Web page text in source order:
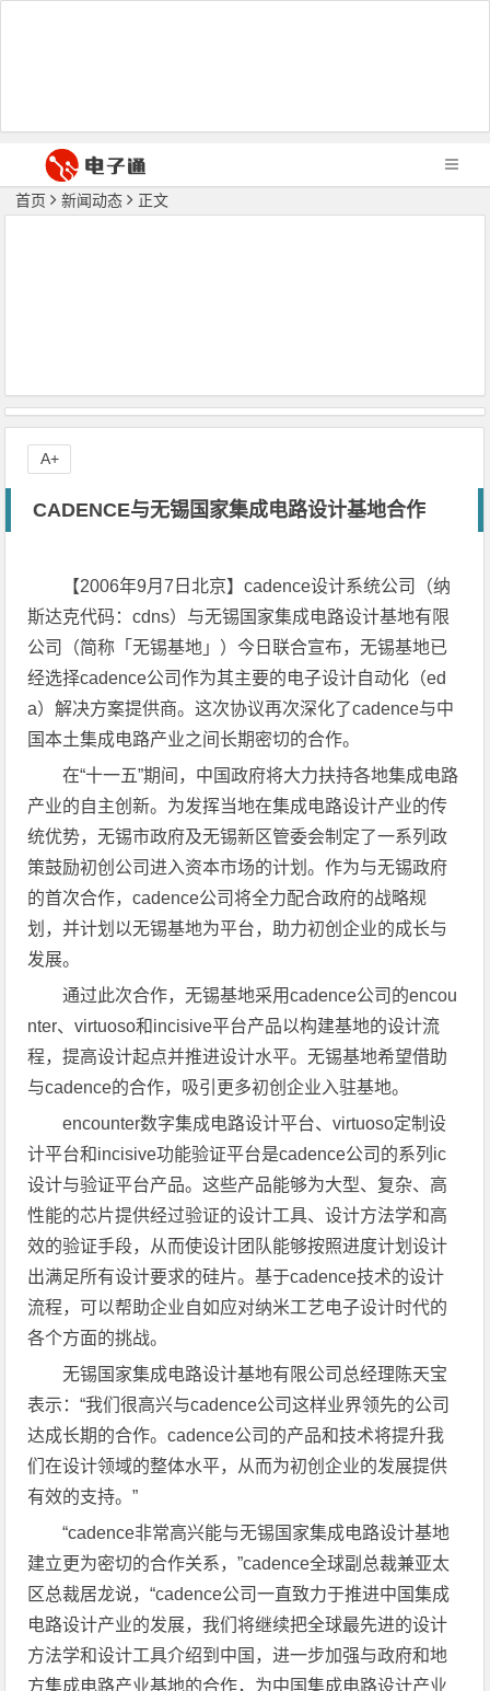
首页 新闻动态 正文
CADENCE与无锡国家集成电路设计基地合作
【2006年9月7日北京】cadence设计系统公司（纳
斯达克代码：cdns）与无锡国家集成电路设计基地有限
公司（简称「无锡基地」）今日联合宣布，无锡基地已
经选择cadence公司作为其主要的电子设计自动化（ed
a）解决方案提供商。这次协议再次深化了cadence与中
国本土集成电路产业之间长期密切的合作。
在“十一五”期间，中国政府将大力扶持各地集成电路
产业的自主创新。为发挥当地在集成电路设计产业的传
统优势，无锡市政府及无锡新区管委会制定了一系列政
策鼓励初创公司进入资本市场的计划。作为与无锡政府
的首次合作，cadence公司将全力配合政府的战略规
划，并计划以无锡基地为平台，助力初创企业的成长与
发展。
通过此次合作，无锡基地采用cadence公司的encou
nter、virtuoso和incisive平台产品以构建基地的设计流
程，提高设计起点并推进设计水平。无锡基地希望借助
与cadence的合作，吸引更多初创企业入驻基地。
encounter数字集成电路设计平台、virtuoso定制设
计平台和incisive功能验证平台是cadence公司的系列ic
设计与验证平台产品。这些产品能够为大型、复杂、高
性能的芯片提供经过验证的设计工具、设计方法学和高
效的验证手段，从而使设计团队能够按照进度计划设计
出满足所有设计要求的硅片。基于cadence技术的设计
流程，可以帮助企业自如应对纳米工艺电子设计时代的
各个方面的挑战。
无锡国家集成电路设计基地有限公司总经理陈天宝
表示：“我们很高兴与cadence公司这样业界领先的公司
达成长期的合作。cadence公司的产品和技术将提升我
们在设计领域的整体水平，从而为初创企业的发展提供
有效的支持。”
“cadence非常高兴能与无锡国家集成电路设计基地
建立更为密切的合作关系，”cadence全球副总裁兼亚太
区总裁居龙说，“cadence公司一直致力于推进中国集成
电路设计产业的发展，我们将继续把全球最先进的设计
方法学和设计工具介绍到中国，进一步加强与政府和地
方集成电路产业基地的合作，为中国集成电路设计产业
A+